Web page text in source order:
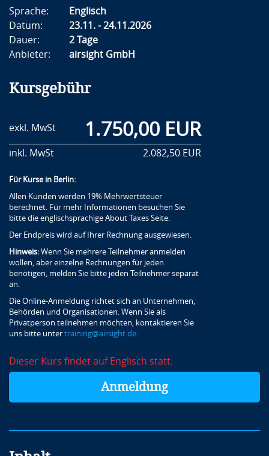
Sprache:
Englisch
Datum:
23.11. - 24.11.2026
Dauer:
2 Tage
Anbieter:
airsight GmbH
Kursgebühr
exkl. MwSt 1.750,00 EUR
inkl. MwSt 2.082,50 EUR
Für Kurse in Berlin:
Allen Kunden werden 19% Mehrwertsteuer
berechnet. Für mehr Informationen besuchen Sie
bitte die englischsprachige About Taxes Seite.
Der Endpreis wird auf Ihrer Rechnung ausgewiesen.
Hinweis: Wenn Sie mehrere Teilnehmer anmelden
wollen, aber einzelne Rechnungen für jeden
benötigen, melden Sie bitte jeden Teilnehmer separat
an.
Die Online-Anmeldung richtet sich an Unternehmen,
Behörden und Organisationen. Wenn Sie als
Privatperson teilnehmen möchten, kontaktieren Sie
uns bitte unter training@airsight.de
Dieser Kurs findet auf Englisch statt.
Anmeldung